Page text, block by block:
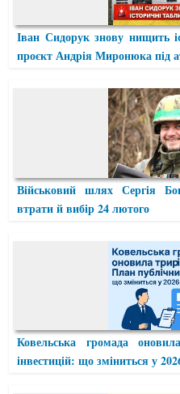
Іван Сидорук знову нищить
проєкт Андрія Миронюка під
Військовий шлях Сергія
втрати й вибір 24 лютого
Ковельська громада
інвестицій: що зміниться у